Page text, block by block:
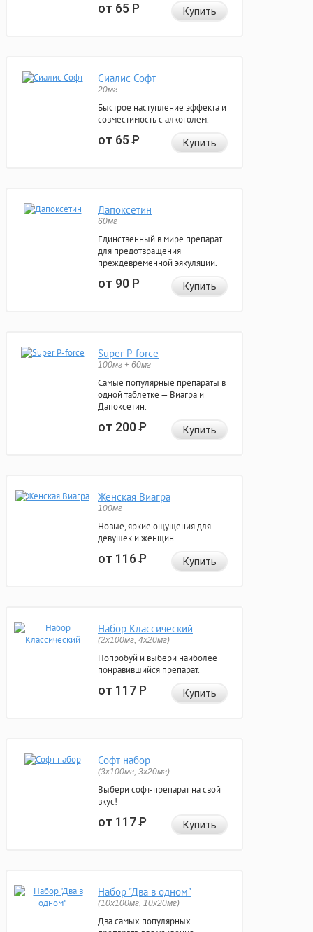
от 65Р Купить
Сиалис Софт
20мг
Быстрое наступление эффекта и
совместимость с алкоголем.
от 65Р Купить
Дапоксетин
60мг
Единственный в мире препарат
для предотвращения
преждевременной эякуляции.
от 90Р Купить
Super P-force
100мг + 60мг
Самые популярные препараты в
одной таблетке — Виагра и
Дапоксетин.
от 200Р Купить
Женская Виагра
100мг
Новые, яркие ощущения для
девушек и женщин.
от 116Р Купить
Набор Классический
(2x100мг, 4x20мг)
Попробуй и выбери наиболее
понравившийся препарат.
от 117Р Купить
Софт набор
(3x100мг, 3x20мг)
Выбери софт-препарат на свой
вкус!
от 117Р Купить
Набор "Два в одном"
(10x100мг, 10x20мг)
Два самых популярных